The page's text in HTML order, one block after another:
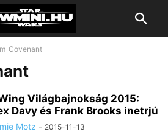
Világbajnokság 2015:
Davy és Frank Brooks inetrjú
Motz - 2015-11-13